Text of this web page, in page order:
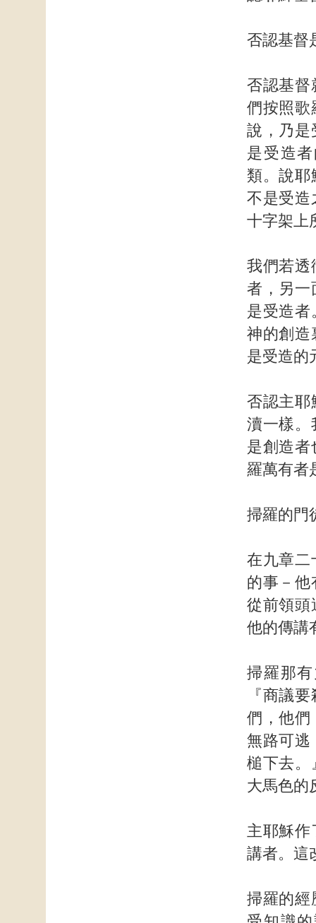
否認基督
否認基督
們按照歌
說，乃是
是受造
類。說耶
不是受造
十字架上
我們若透
者，另一
是受造者
神的創造
是受造的
否認主耶
瀆一樣。
是創造者
羅萬有者
掃羅的門
在九章二
的事－他
從前領頭
他的傳講
掃羅那
『商議
們，他們
無路可逃
槌下去。
大馬色的
主耶穌作
講者。這
掃羅的經